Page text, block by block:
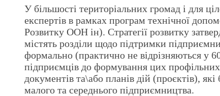
У більшості територіальних громад і для
експертів в рамках програм технічної
Розвитку ООН ін). Стратегії розвитку
містять розділи щодо підтримки
формально (практично не відрізняються у
підприємців до формування цих профільних
документів та\або планів дій (проєктів),
малого та середнього підприємництва.